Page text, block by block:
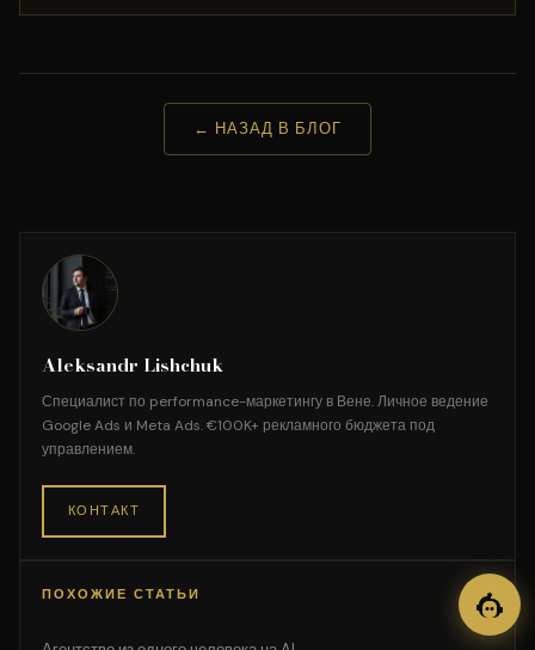
← НАЗАД В БЛОГ
Aleksandr Lishchuk
Специалист по performance-маркетингу в Вене. Личное ведение
Google Ads и Meta Ads. €100K+ рекламного бюджета под
управлением.
КОНТАКТ
ПОХОЖИЕ СТАТЬИ